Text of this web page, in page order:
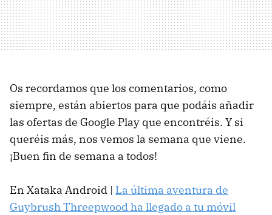
Os recordamos que los comentarios, como
siempre, están abiertos para que podáis añadir
las ofertas de Google Play que encontréis. Y si
queréis más, nos vemos la semana que viene.
¡Buen fin de semana a todos!
En Xataka Android | La última aventura de
Guybrush Threepwood ha llegado a tu móvil